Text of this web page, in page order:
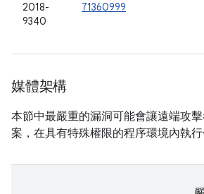
2018-
9340
71360999
媒體架構
本節中最嚴重的漏洞可能會讓遠端攻
案，在具有特殊權限的程序環境內執行